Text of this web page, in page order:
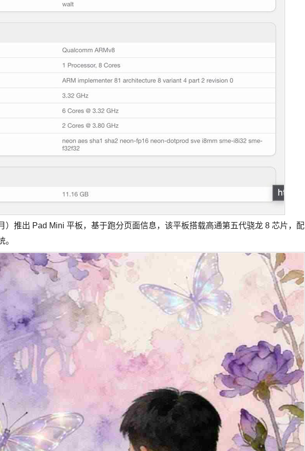
）推出 Pad Mini 平板，基于跑分页面信息，该平板搭载高通第五代骁龙 8 芯片，配
。